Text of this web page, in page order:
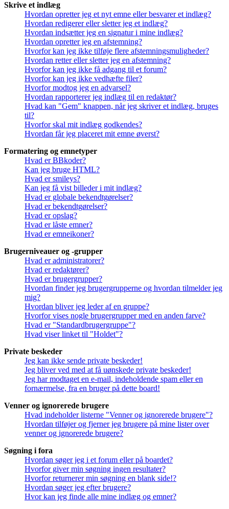
Skrive et indlæg
Hvordan opretter jeg et nyt emne eller besvarer et indlæg?
Hvordan redigerer eller sletter jeg et indlæg?
Hvordan indsætter jeg en signatur i mine indlæg?
Hvordan opretter jeg en afstemning?
Hvorfor kan jeg ikke tilføje flere afstemningsmuligheder?
Hvordan retter eller sletter jeg en afstemning?
Hvorfor kan jeg ikke få adgang til et forum?
Hvorfor kan jeg ikke vedhæfte filer?
Hvorfor modtog jeg en advarsel?
Hvordan rapporterer jeg indlæg til en redaktør?
Hvad kan "Gem" knappen, når jeg skriver et indlæg, bruges
til?
Hvorfor skal mit indlæg godkendes?
Hvordan får jeg placeret mit emne øverst?
Formatering og emnetyper
Hvad er BBkoder?
Kan jeg bruge HTML?
Hvad er smileys?
Kan jeg få vist billeder i mit indlæg?
Hvad er globale bekendtgørelser?
Hvad er bekendtgørelser?
Hvad er opslag?
Hvad er låste emner?
Hvad er emneikoner?
Brugerniveauer og -grupper
Hvad er administratorer?
Hvad er redaktører?
Hvad er brugergrupper?
Hvordan finder jeg brugergrupperne og hvordan tilmelder jeg
mig?
Hvordan bliver jeg leder af en gruppe?
Hvorfor vises nogle brugergrupper med en anden farve?
Hvad er "Standardbrugergruppe"?
Hvad viser linket til "Holdet"?
Private beskeder
Jeg kan ikke sende private beskeder!
Jeg bliver ved med at få uønskede private beskeder!
Jeg har modtaget en e-mail, indeholdende spam eller en
fornærmelse, fra en bruger på dette board!
Venner og ignorerede brugere
Hvad indeholder listerne "Venner og ignorerede brugere"?
Hvordan tilføjer og fjerner jeg brugere på mine lister over
venner og ignorerede brugere?
Søgning i fora
Hvordan søger jeg i et forum eller på boardet?
Hvorfor giver min søgning ingen resultater?
Hvorfor returnerer min søgning en blank side!?
Hvordan søger jeg efter brugere?
Hvor kan jeg finde alle mine indlæg og emner?